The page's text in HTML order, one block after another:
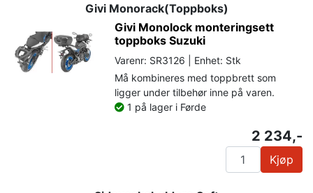
Givi Monorack(Toppboks)
Givi Monolock monteringsett
toppboks Suzuki
Varenr: SR3126 | Enhet: Stk
Må kombineres med toppbrett som
ligger under tilbehør inne på varen.
1 på lager i Førde
2 234,-
Kjøp